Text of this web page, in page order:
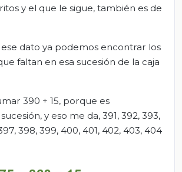
y el que le sigue, también es de
dato ya podemos encontrar los
faltan en esa sucesión de la caja
390 + 15, porque es
y eso me da, 391, 392, 393,
398, 399, 400, 401, 402, 403, 404